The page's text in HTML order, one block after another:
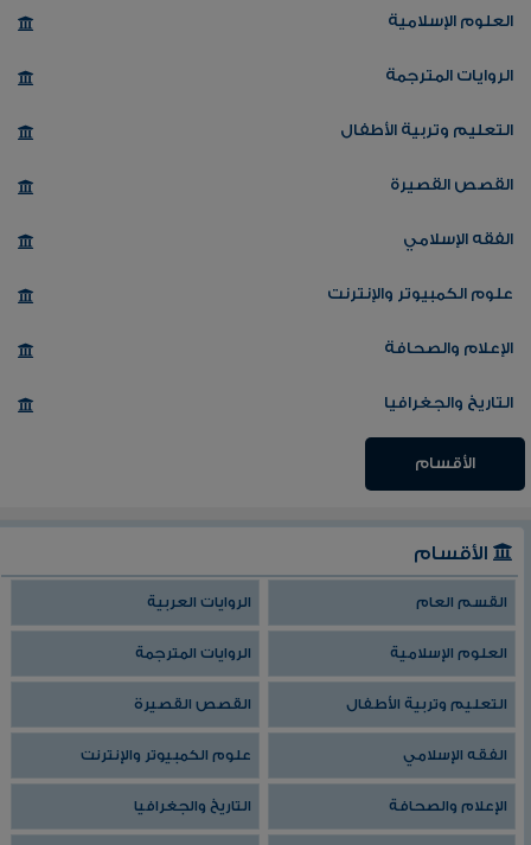
العلوم الإسلامية
الروايات المترجمة
التعليم وتربية الأطفال
القصص القصيرة
الفقه الإسلامي
علوم الكمبيوتر والإنترنت
الإعلام والصحافة
التاريخ والجغرافيا
الأقسام
الأقسام
القسم العام الروايات العربية
العلوم الإسلامية الروايات المترجمة
التعليم وتربية الأطفال القصص القصيرة
الفقه الإسلامي علوم الكمبيوتر والإنترنت
الإعلام والصحافة التاريخ والجغرافيا